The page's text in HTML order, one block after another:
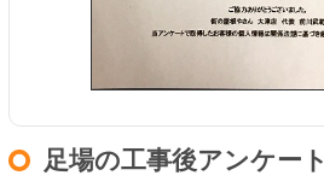
足場の工事後アンケート